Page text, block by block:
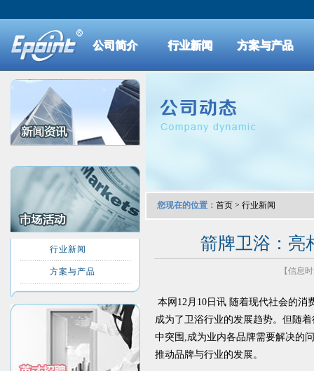
公司简介 行业新闻 方案与产品
行业新闻
方案与产品
您现在的位置： 首页 > 行业新闻
箭牌卫浴：亮
【信息
本网12月10日讯 随着现代社会的
成为了卫浴行业的发展趋势。但随
中突围,成为业内各品牌需要解决的
推动品牌与行业的发展。